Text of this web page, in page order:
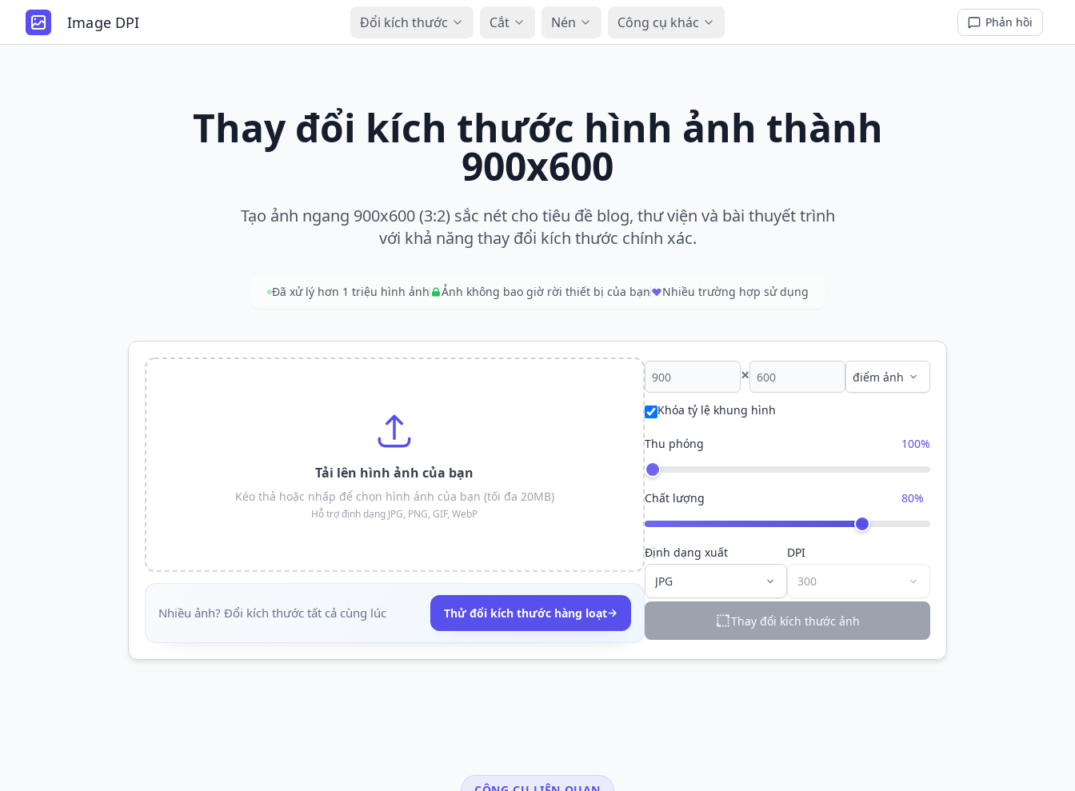
Image DPI Đổi kích thước Cắt Nén Công cụ khác Phản hồi
Thay đổi kích thước hình ảnh thành
900x600
Tạo ảnh ngang 900x600 (3:2) sắc nét cho tiêu đề blog, thư viện và bài thuyết trình
với khả năng thay đổi kích thước chính xác.
Đã xử lý hơn 1 triệu hình ảnh Ảnh không bao giờ rời thiết bị của bạn Nhiều trường hợp sử dụng
Tải lên hình ảnh của bạn
Kéo thả hoặc nhấp để chọn hình ảnh của bạn (tối đa 20MB)
Hỗ trợ định dạng JPG, PNG, GIF, WebP
Nhiều ảnh? Đổi kích thước tất cả cùng lúc Thử đổi kích thước hàng loạt→
×
Khóa tỷ lệ khung hình
Thu phóng 100%
Chất lượng 80%
Định dạng xuất DPI
Thay đổi kích thước ảnh